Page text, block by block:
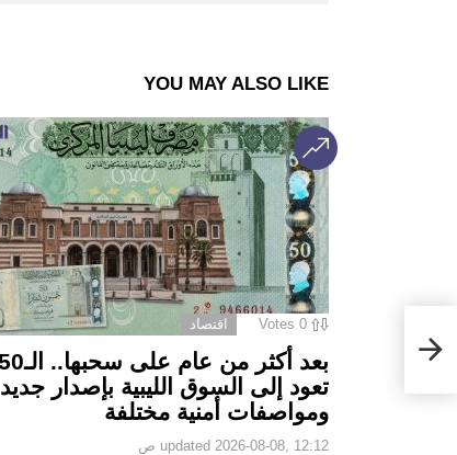
YOU MAY ALSO LIKE
0
Votes اقتصاد
تعود إلى السوق الليبية بإصدار جديد
ومواصفات أمنية مختلفة
updated 2026-08-08, 12:12 ص